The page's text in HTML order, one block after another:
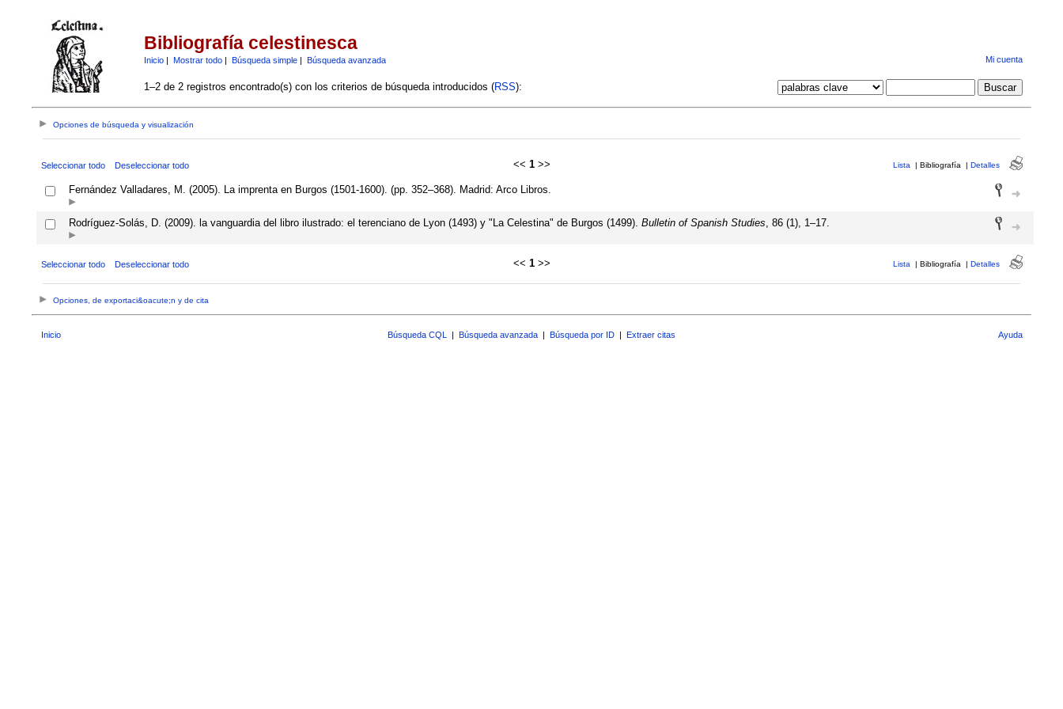
Bibliografía celestinesca
Inicio| Mostrar todo| Búsqueda simple| Búsqueda avanzada Mi cuenta
1–2 de 2 registros encontrado(s) con los criterios de búsqueda introducidos (RSS):
Opciones de búsqueda y visualización
Seleccionar todo Deseleccionar todo << 1>> Lista | Bibliografía | Detalles
Fernández Valladares, M. (2005). La imprenta en Burgos (1501-1600). (pp. 352–368). Madrid: Arco Libros.
Rodríguez-Solás, D. (2009). la vanguardia del libro ilustrado: el terenciano de Lyon (1493) y "La Celestina" de Burgos (1499). Bulletin of Spanish Studies , 86 (1), 1–17.
Seleccionar todo Deseleccionar todo << 1>> Lista | Bibliografía | Detalles
Opciones, de exportaci&oacute;n y de cita
Inicio Búsqueda CQL | Búsqueda avanzada | Búsqueda por ID | Extraer citas Ayuda